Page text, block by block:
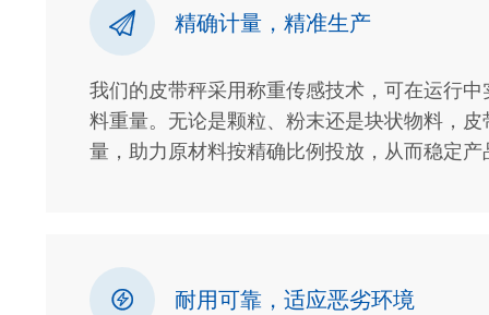
 精确计量，精准生产
我们的皮带秤采用称重传感技术，可在运行
料重量。无论是颗粒、粉末还是块状物料，
量，助力原材料按精确比例投放，从而稳定
 耐用可靠，适应恶劣环境